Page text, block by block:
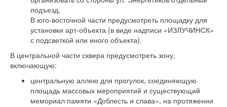
подъезд.
В юго-восточной части предусмотреть площадку для
установки арт-объекта (в виде надписи «ИЗЛУЧИНСК»
с подсветкой или иного объекта).
В центральной части сквера предусмотреть зону,
включающую:
центральную аллею для прогулок, соединяющую
площадь массовых мероприятий и существующий
мемориал памяти «Доблесть и слава», на протяжении